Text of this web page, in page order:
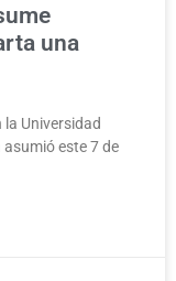
una
Universidad
asumió este 7 de